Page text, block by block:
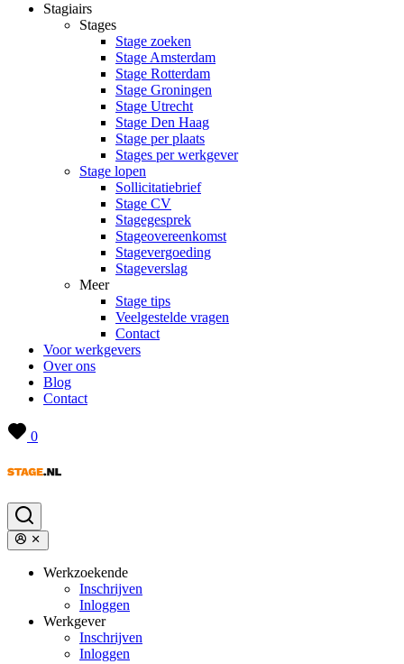
Stagiairs
Stages
Stage zoeken
Stage Amsterdam
Stage Rotterdam
Stage Groningen
Stage Utrecht
Stage Den Haag
Stage per plaats
Stages per werkgever
Stage lopen
Sollicitatiebrief
Stage CV
Stagegesprek
Stageovereenkomst
Stagevergoeding
Stageverslag
Meer
Stage tips
Veelgestelde vragen
Contact
Voor werkgevers
Over ons
Blog
Contact
0
Werkzoekende
Inschrijven
Inloggen
Werkgever
Inschrijven
Inloggen